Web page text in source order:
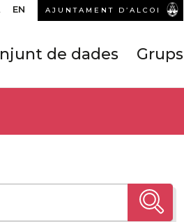
EN AJUNTAMENT D’ALCOI
de dades Grups